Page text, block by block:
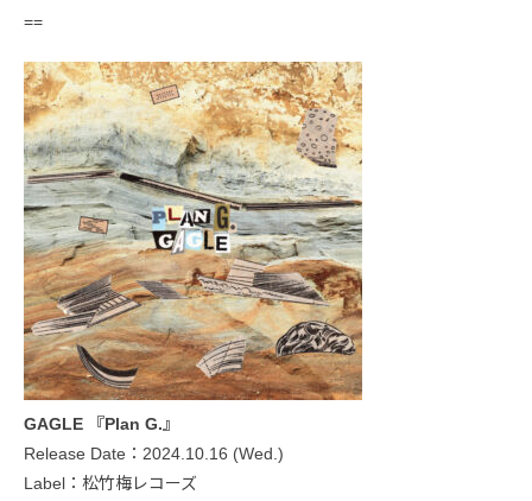
==
GAGLE 『Plan G.』
Release Date：2024.10.16 (Wed.)
Label：松竹梅レコーズ